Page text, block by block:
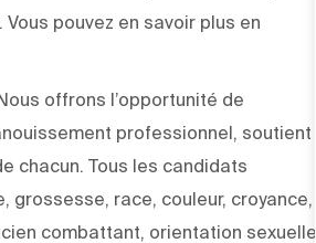
pouvez en savoir plus en
offrons l’opportunité de
professionnel, soutient
chacun. Tous les candidats
grossesse, race, couleur, croyance,
combattant, orientation sexuelle,